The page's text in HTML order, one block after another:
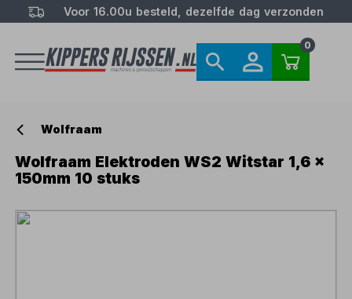
Voor 16.00u besteld, dezelfde dag verzonden
0
Wolfraam
Wolfraam Elektroden WS2 Witstar 1,6 x
150mm 10 stuks